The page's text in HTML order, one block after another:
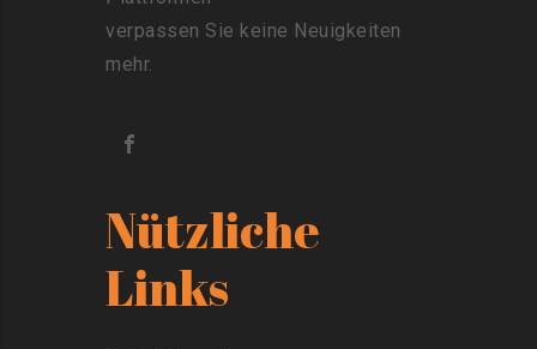
verpassen Sie keine Neuigkeiten
mehr.
Nützliche
Links